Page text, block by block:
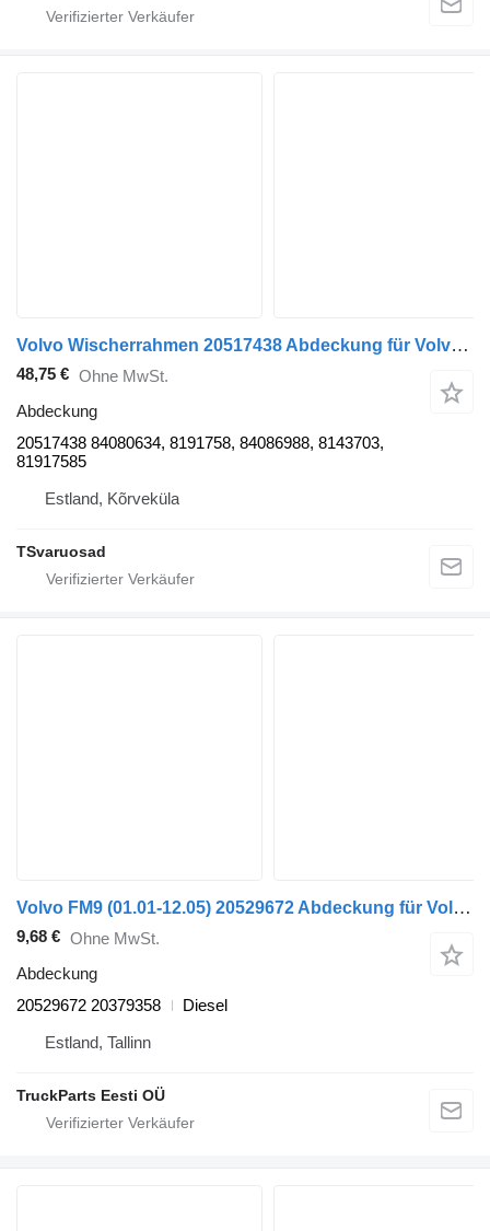
Volvo Wischerrahmen 20517438 Abdeckung für Volvo FM9 Sattelzugmaschine
48,75 € Ohne MwSt.
Abdeckung
20517438 84080634, 8191758, 84086988, 8143703,
81917585
Estland, Kõrveküla
TSvaruosad
Volvo FM9 (01.01-12.05) 20529672 Abdeckung für Volvo FM7-FM12, FM, FMX (1998-2014) Sattelzugmaschine
9,68 € Ohne MwSt.
Abdeckung
20529672 20379358
Diesel
Estland, Tallinn
TruckParts Eesti OÜ